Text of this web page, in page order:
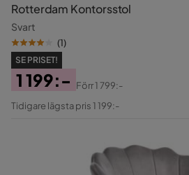
Rotterdam Kontorsstol
Svart
(1)
SE PRISET!
Pris
1 199:-
Original
Förr1 799:-
Tidigare lägsta pris 1 199:-